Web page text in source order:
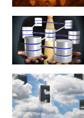
vorige
pagina